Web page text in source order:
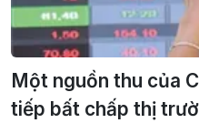
Một nguồn thu của
tiếp bất chấp thị